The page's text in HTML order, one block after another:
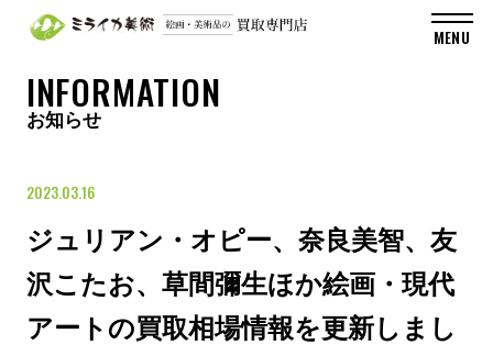
INFORMATION
お知らせ
2023.03.16
ジュリアン・オピー、奈良美智、友
沢こたお、草間彌生ほか絵画・現代
アートの買取相場情報を更新しまし